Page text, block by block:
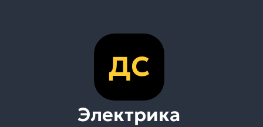
ДС
Электрика